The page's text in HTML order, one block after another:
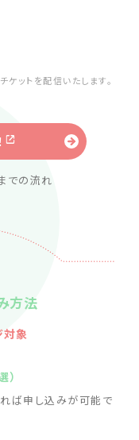
ットを配信いたします。
での流れ
方法
象
ば申し込みが可能で